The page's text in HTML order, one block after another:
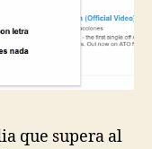
que supera al